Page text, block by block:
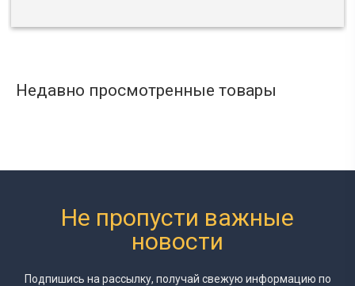
Недавно просмотренные товары
Не пропусти важные
новости
Подпишись на рассылку, получай свежую информацию по